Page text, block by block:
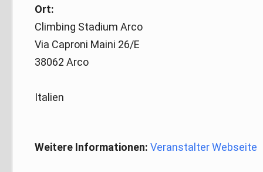
Ort:
Climbing Stadium Arco
Via Caproni Maini 26/E
38062 Arco
Italien
Weitere Informationen: Veranstalter Webseite